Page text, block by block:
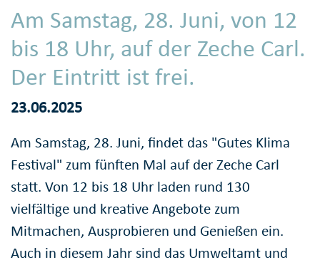
Am Samstag, 28. Juni, von 12
bis 18 Uhr, auf der Zeche Carl.
Der Eintritt ist frei.
23.06.2025
Am Samstag, 28. Juni, findet das "Gutes Klima
Festival" zum fünften Mal auf der Zeche Carl
statt. Von 12 bis 18 Uhr laden rund 130
vielfältige und kreative Angebote zum
Mitmachen, Ausprobieren und Genießen ein.
Auch in diesem Jahr sind das Umweltamt und